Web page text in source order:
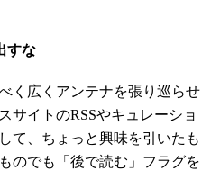
すな
く広くアンテナを張り巡らせ
サイトのRSSやキュレーショ
て、ちょっと興味を引いたも
のでも「後で読む」フラグを